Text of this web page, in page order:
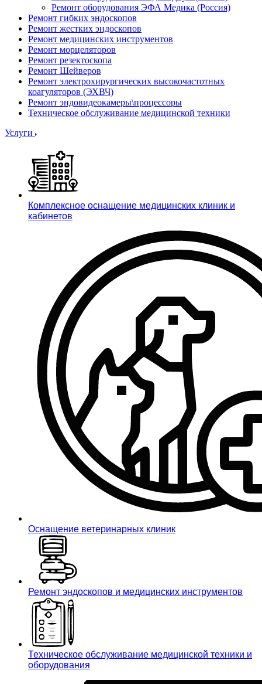
Ремонт оборудования ЭФА Медика (Россия)
Ремонт гибких эндоскопов
Ремонт жестких эндоскопов
Ремонт медицинских инструментов
Ремонт морцеляторов
Ремонт резектоскопа
Ремонт Шейверов
Ремонт электрохирургических высокочастотных
коагуляторов (ЭХВЧ)
Ремонт эндовидеокамеры\процессоры
Техническое обслуживание медицинской техники
Услуги
Комплексное оснащение медицинских клиник и
кабинетов
Оснащение ветеринарных клиник
Ремонт эндоскопов и медицинских инструментов
Техническое обслуживание медицинской техники и
оборудования